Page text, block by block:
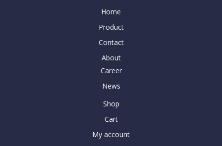
Home
Product
Contact
About
Career
News
Shop
Cart
My account